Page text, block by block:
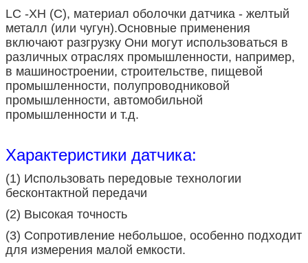
LC -XH (C), материал оболочки датчика - желтый
металл (или чугун).Основные применения
включают разгрузку Они могут использоваться в
различных отраслях промышленности, например,
в машиностроении, строительстве, пищевой
промышленности, полупроводниковой
промышленности, автомобильной
промышленности и т.д.
Характеристики датчика:
(1) Использовать передовые технологии
бесконтактной передачи
(2) Высокая точность
(3) Сопротивление небольшое, особенно подходит
для измерения малой емкости.